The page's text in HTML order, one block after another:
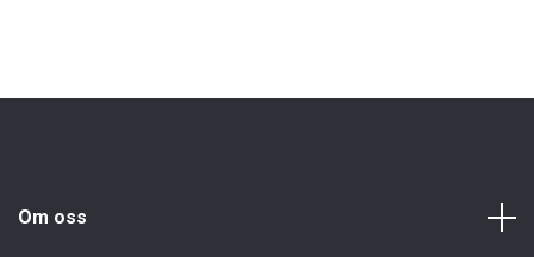
Om oss